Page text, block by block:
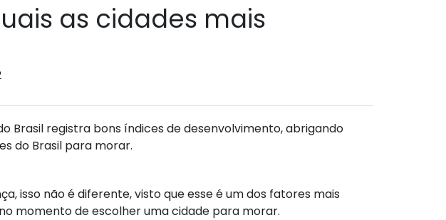
as cidades mais
Brasil registra bons índices de desenvolvimento, abrigando
do Brasil para morar.
isso não é diferente, visto que esse é um dos fatores mais
momento de escolher uma cidade para morar.